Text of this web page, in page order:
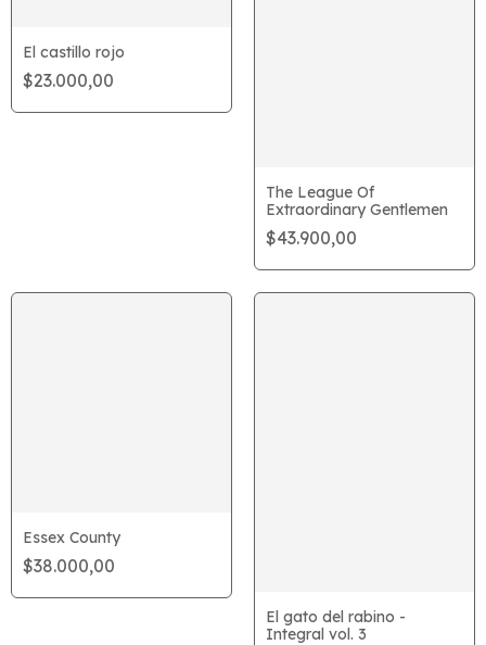
El castillo rojo
$23.000,00
The League Of
Extraordinary Gentlemen
$43.900,00
Essex County
$38.000,00
El gato del rabino -
Integral vol. 3